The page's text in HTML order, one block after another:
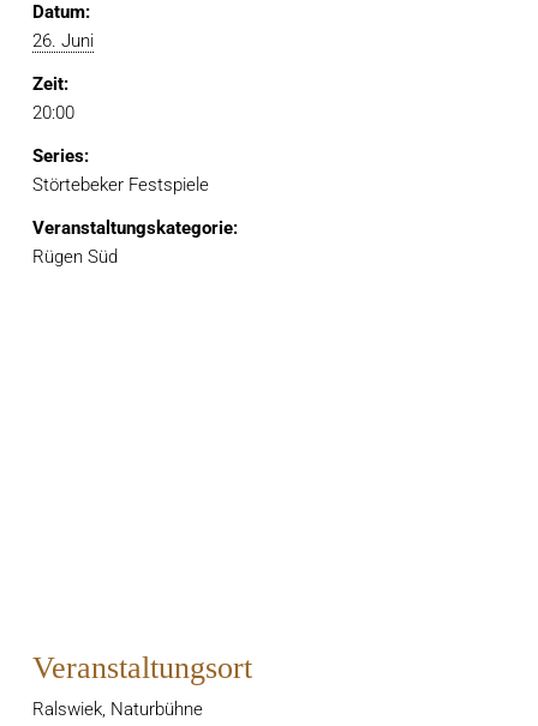
Datum:
26. Juni
Zeit:
20:00
Series:
Störtebeker Festspiele
Veranstaltungskategorie:
Rügen Süd
Veranstaltungsort
Ralswiek, Naturbühne